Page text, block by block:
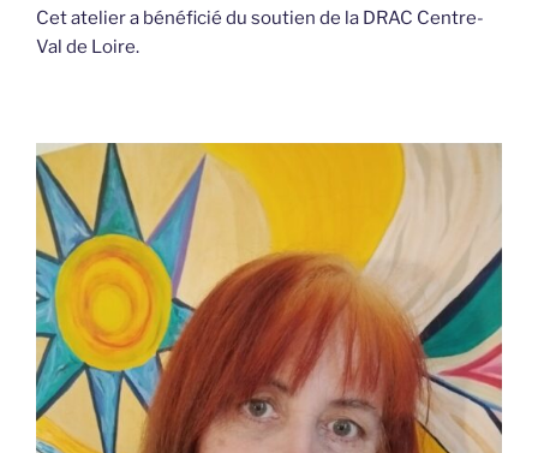
Cet atelier a bénéficié du soutien de la DRAC Centre-
Val de Loire.